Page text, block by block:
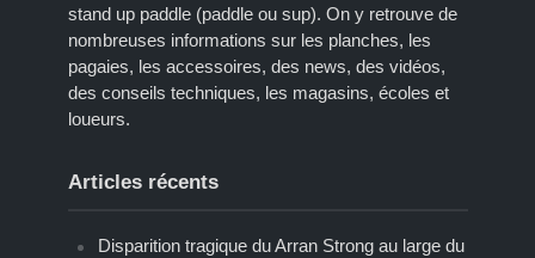
stand up paddle (paddle ou sup). On y retrouve de
nombreuses informations sur les planches, les
pagaies, les accessoires, des news, des vidéos,
des conseils techniques, les magasins, écoles et
loueurs.
Articles récents
Disparition tragique du Arran Strong au large du